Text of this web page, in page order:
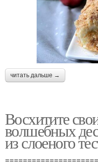
читать дальше →
Восхитите
волшебных
из слоеного